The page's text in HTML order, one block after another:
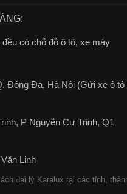
có chỗ đỗ ô tô, xe máy
Đống Đa, Hà Nội (Gửi xe ô tô
P Nguyễn Cư Trinh, Q1
Linh
đại lý Karalux tại các tỉnh,